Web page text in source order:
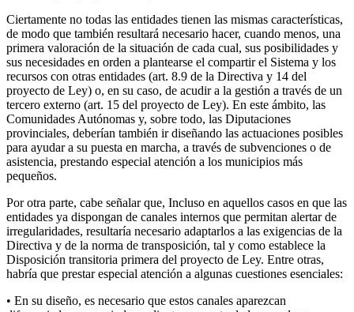
Ciertamente no todas las entidades tienen las mismas características,
de modo que también resultará necesario hacer, cuando menos, una
primera valoración de la situación de cada cual, sus posibilidades y
sus necesidades en orden a plantearse el compartir el Sistema y los
recursos con otras entidades (art. 8.9 de la Directiva y 14 del
proyecto de Ley) o, en su caso, de acudir a la gestión a través de un
tercero externo (art. 15 del proyecto de Ley). En este ámbito, las
Comunidades Autónomas y, sobre todo, las Diputaciones
provinciales, deberían también ir diseñando las actuaciones posibles
para ayudar a su puesta en marcha, a través de subvenciones o de
asistencia, prestando especial atención a los municipios más
pequeños.
Por otra parte, cabe señalar que, Incluso en aquellos casos en que las
entidades ya dispongan de canales internos que permitan alertar de
irregularidades, resultaría necesario adaptarlos a las exigencias de la
Directiva y de la norma de transposición, tal y como establece la
Disposición transitoria primera del proyecto de Ley. Entre otras,
habría que prestar especial atención a algunas cuestiones esenciales:
• En su diseño, es necesario que estos canales aparezcan